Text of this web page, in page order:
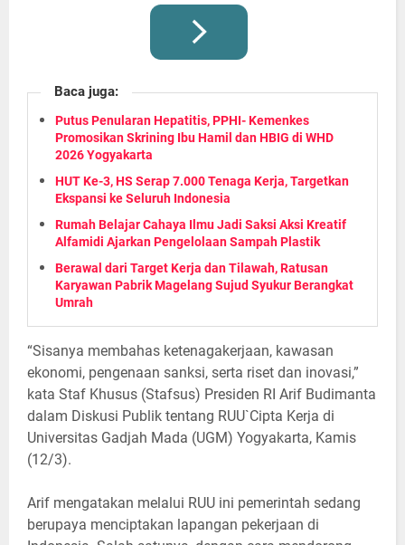
Baca juga:
Putus Penularan Hepatitis, PPHI- Kemenkes
Promosikan Skrining Ibu Hamil dan HBIG di WHD
2026 Yogyakarta
HUT Ke-3, HS Serap 7.000 Tenaga Kerja, Targetkan
Ekspansi ke Seluruh Indonesia
Rumah Belajar Cahaya Ilmu Jadi Saksi Aksi Kreatif
Alfamidi Ajarkan Pengelolaan Sampah Plastik
Berawal dari Target Kerja dan Tilawah, Ratusan
Karyawan Pabrik Magelang Sujud Syukur Berangkat
Umrah
“Sisanya membahas ketenagakerjaan, kawasan
ekonomi, pengenaan sanksi, serta riset dan inovasi,”
kata Staf Khusus (Stafsus) Presiden RI Arif Budimanta
dalam Diskusi Publik tentang RUU`Cipta Kerja di
Universitas Gadjah Mada (UGM) Yogyakarta, Kamis
(12/3).
Arif mengatakan melalui RUU ini pemerintah sedang
berupaya menciptakan lapangan pekerjaan di